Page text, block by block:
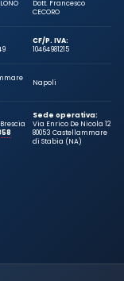
Dott. Francesco
CECORO
CF/P. IVA:
10464981215
Napoli
Sede operativa:
Via Enrico De Nicola 12
80053 Castellammare
di Stabia (NA)